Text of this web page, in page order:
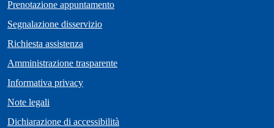
Prenotazione appuntamento
Segnalazione disservizio
Richiesta assistenza
Amministrazione trasparente
Informativa privacy
Note legali
Dichiarazione di accessibilità